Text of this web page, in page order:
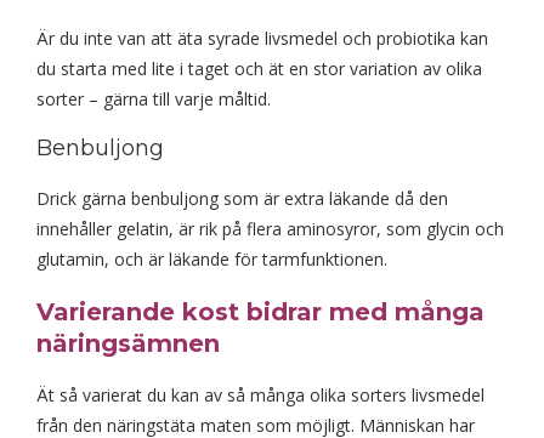
Är du inte van att äta syrade livsmedel och probiotika kan
du starta med lite i taget och ät en stor variation av olika
sorter – gärna till varje måltid.
Benbuljong
Drick gärna benbuljong som är extra läkande då den
innehåller gelatin, är rik på flera aminosyror, som glycin och
glutamin, och är läkande för tarmfunktionen.
Varierande kost bidrar med många
näringsämnen
Ät så varierat du kan av så många olika sorters livsmedel
från den näringstäta maten som möjligt. Människan har